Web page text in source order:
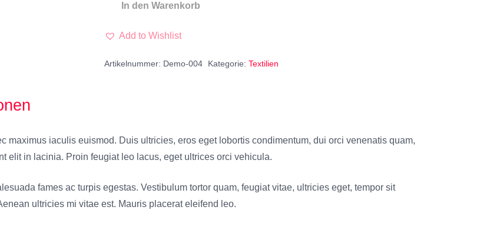
In den Warenkorb
Add to Wishlist
Artikelnummer: Demo-004 Kategorie: Textilien
maximus iaculis euismod. Duis ultricies, eros eget lobortis condimentum, dui orci venenatis quam,
elit in lacinia. Proin feugiat leo lacus, eget ultrices orci vehicula.
fames ac turpis egestas. Vestibulum tortor quam, feugiat vitae, ultricies eget, tempor sit
ultricies mi vitae est. Mauris placerat eleifend leo.